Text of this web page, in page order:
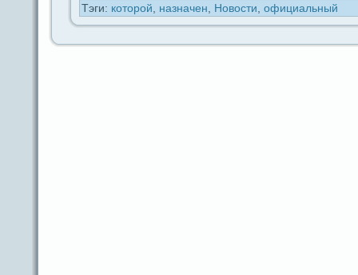
Тэги: которой назначен Новости официальный